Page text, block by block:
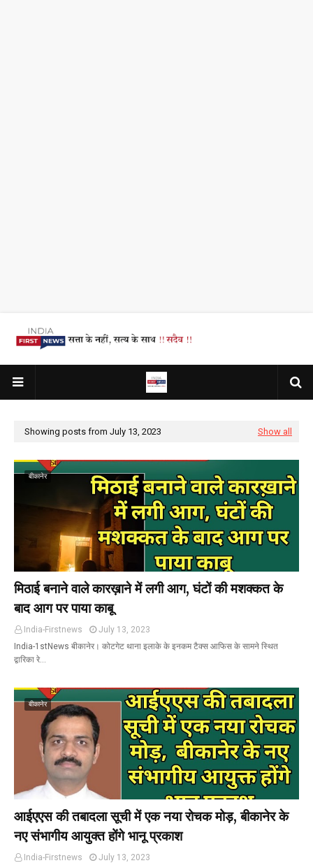
Showing posts from July 13, 2023 Show all
बीकानेर
मिठाई बनाने वाले कारख़ाने में लगी आग, घंटों की मशक्कत के
बाद आग पर पाया काबू
India-Firstnews
July 13, 2023
India-1stNews बीकानेर। कोटगेट थाना इलाके के इनकम टैक्स आफिस के सामने स्थित
द्वारिका रे…
बीकानेर
आईएएस की तबादला सूची में एक नया रोचक मोड़, बीकानेर के
नए संभागीय आयुक्त होंगे भानू प्रकाश
India-Firstnews
July 13, 2023